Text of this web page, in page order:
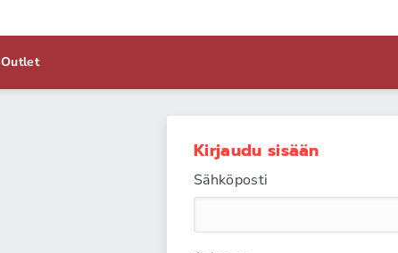
Outlet
Kirjaudu sisään
Sähköposti